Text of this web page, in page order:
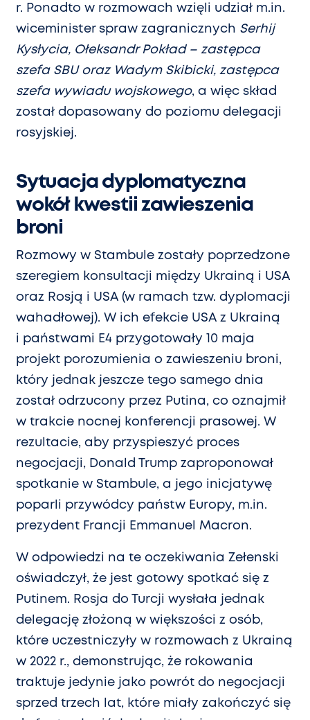
r. Ponadto w rozmowach wzięli udział m.in.
wiceminister spraw zagranicznych Serhij
Kysłycia, Ołeksandr Pokład – zastępca
szefa SBU oraz Wadym Skibicki, zastępca
szefa wywiadu wojskowego, a więc skład
został dopasowany do poziomu delegacji
rosyjskiej.
Sytuacja dyplomatyczna
wokół kwestii zawieszenia
broni
Rozmowy w Stambule zostały poprzedzone
szeregiem konsultacji między Ukrainą i USA
oraz Rosją i USA (w ramach tzw. dyplomacji
wahadłowej). W ich efekcie USA z Ukrainą
i państwami E4 przygotowały 10 maja
projekt porozumienia o zawieszeniu broni,
który jednak jeszcze tego samego dnia
został odrzucony przez Putina, co oznajmił
w trakcie nocnej konferencji prasowej. W
rezultacie, aby przyspieszyć proces
negocjacji, Donald Trump zaproponował
spotkanie w Stambule, a jego inicjatywę
poparli przywódcy państw Europy, m.in.
prezydent Francji Emmanuel Macron.
W odpowiedzi na te oczekiwania Zełenski
oświadczył, że jest gotowy spotkać się z
Putinem. Rosja do Turcji wysłała jednak
delegację złożoną w większości z osób,
które uczestniczyły w rozmowach z Ukrainą
w 2022 r., demonstrując, że rokowania
traktuje jedynie jako powrót do negocjacji
sprzed trzech lat, które miały zakończyć się